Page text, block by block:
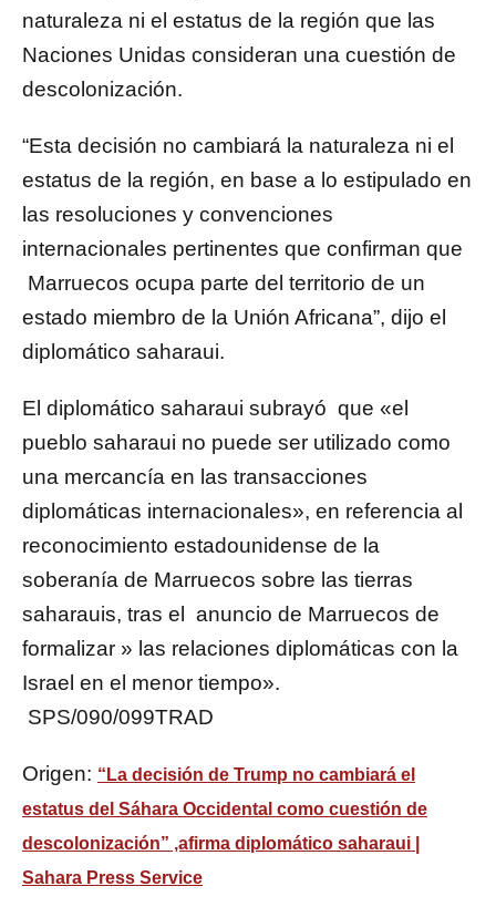
naturaleza ni el estatus de la región que las
Naciones Unidas consideran una cuestión de
descolonización.
“Esta decisión no cambiará la naturaleza ni el
estatus de la región, en base a lo estipulado en
las resoluciones y convenciones
internacionales pertinentes que confirman que
Marruecos ocupa parte del territorio de un
estado miembro de la Unión Africana”, dijo el
diplomático saharaui.
El diplomático saharaui subrayó que «el
pueblo saharaui no puede ser utilizado como
una mercancía en las transacciones
diplomáticas internacionales», en referencia al
reconocimiento estadounidense de la
soberanía de Marruecos sobre las tierras
saharauis, tras el anuncio de Marruecos de
formalizar » las relaciones diplomáticas con la
Israel en el menor tiempo».
SPS/090/099TRAD
Origen: “La decisión de Trump no cambiará el
estatus del Sáhara Occidental como cuestión de
descolonización” ,afirma diplomático saharaui |
Sahara Press Service